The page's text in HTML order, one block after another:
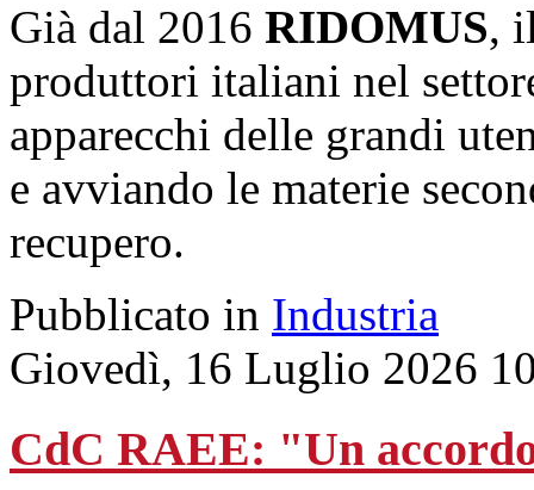
Già dal 2016 RIDOMUS,
produttori italiani nel
apparecchi delle grandi
e avviando le materie
recupero.
Pubblicato in Industria
Giovedì, 16 Luglio 2026
CdC RAEE: "Un